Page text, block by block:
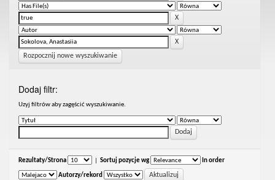
Rozpocznij nowe wyszukiwanie
Dodaj filtr:
Uzyj filtrów aby zagęścić wyszukiwanie.
Rezultaty/Strona Sortuj pozycje wg In order
Autorzy/rekord